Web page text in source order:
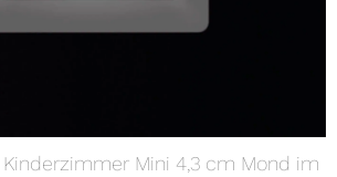
Mini 4,3 cm Mond im